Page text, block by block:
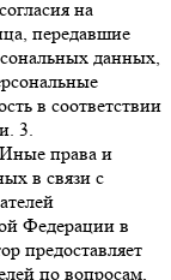
на
передавшие
данных,
в соответствии
3.
права и
в связи с
Федерации в
предоставляет
по вопросам,